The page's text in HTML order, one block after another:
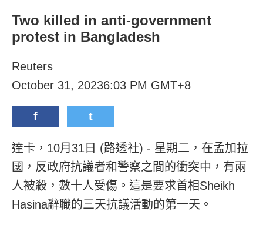
Two killed in anti-government
protest in Bangladesh
Reuters
October 31, 20236:03 PM GMT+8
f t
達卡，10月31日 (路透社) - 星期二，在孟加拉
國，反政府抗議者和警察之間的衝突中，有兩
人被殺，數十人受傷。這是要求首相Sheikh
Hasina辭職的三天抗議活動的第一天。